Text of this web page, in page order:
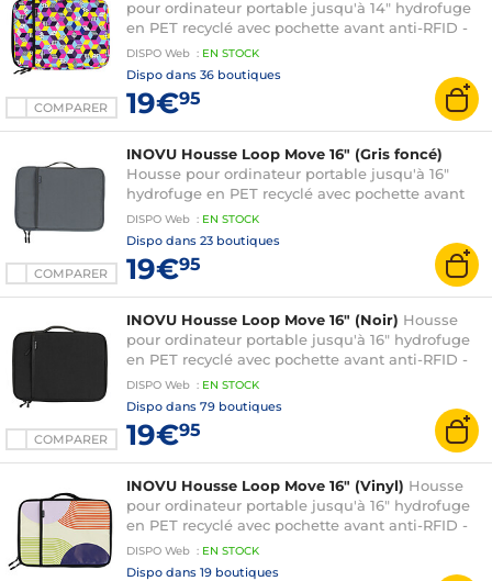
COMPARER
pour ordinateur portable jusqu'à 14" hydrofuge
en PET recyclé avec pochette avant anti-RFID -
compatible PC portable et MacBook
DISPO Web : EN STOCK
Dispo dans 36 boutiques
19€95
COMPARER
INOVU Housse Loop Move 16" (Gris foncé)
Housse pour ordinateur portable jusqu'à 16"
hydrofuge en PET recyclé avec pochette avant
anti-RFID - compatible PC portable et MacBook
DISPO Web : EN STOCK
Dispo dans 23 boutiques
19€95
COMPARER
INOVU Housse Loop Move 16" (Noir) Housse
pour ordinateur portable jusqu'à 16" hydrofuge
en PET recyclé avec pochette avant anti-RFID -
compatible PC portable et MacBook
DISPO Web : EN STOCK
Dispo dans 79 boutiques
19€95
INOVU Housse Loop Move 16" (Vinyl) Housse
pour ordinateur portable jusqu'à 16" hydrofuge
en PET recyclé avec pochette avant anti-RFID -
compatible PC portable et MacBook
DISPO Web : EN STOCK
Dispo dans 19 boutiques